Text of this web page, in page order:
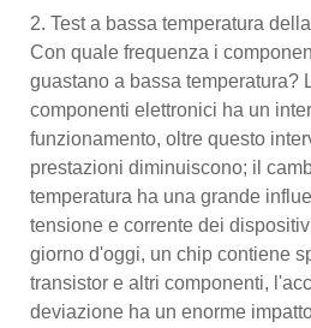
2. Test a bassa temperatura
Con quale frequenza i
guastano a bassa temperatura?
componenti elettronici ha un
funzionamento, oltre questo
prestazioni diminuiscono; il
temperatura ha una grande
tensione e corrente dei
giorno d'oggi, un chip contiene
transistor e altri componenti,
deviazione ha un enorme